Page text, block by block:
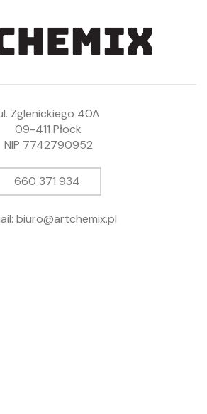
Zglenickiego 40A
09-411 Płock
NIP 7742790952
660 371 934
biuro@artchemix.pl